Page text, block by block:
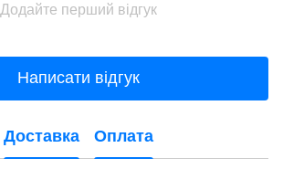
Додайте перший відгук
Написати відгук
Доставка Оплата